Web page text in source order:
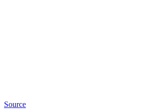
Source